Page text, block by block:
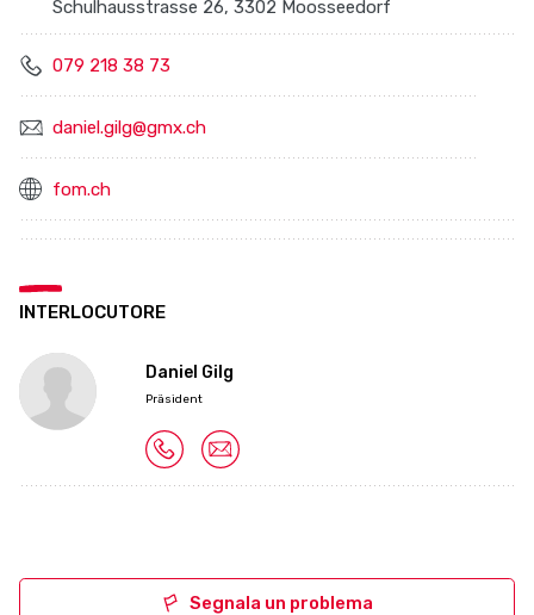
Schulhausstrasse 26, 3302 Moosseedorf
079 218 38 73
daniel.gilg@gmx.ch
fom.ch
INTERLOCUTORE
Daniel Gilg
Präsident
Segnala un problema